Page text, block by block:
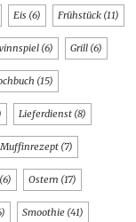
Eis (6) Frühstück (11)
(6) Grill (6)
(15)
Lieferdienst (8)
Muffinrezept (7)
(6) Ostern (17)
Smoothie (41)